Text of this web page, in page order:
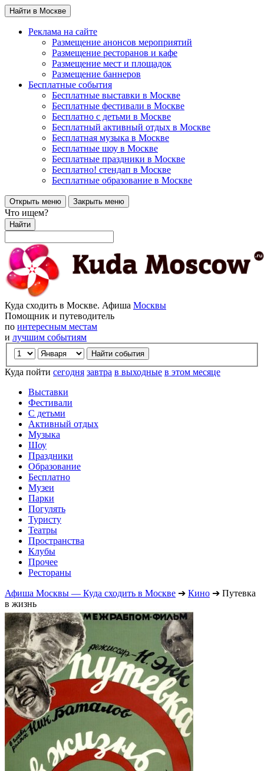
Найти в Москве
Реклама на сайте
Размещение анонсов мероприятий
Размещение ресторанов и кафе
Размещение мест и площадок
Размещение баннеров
Бесплатные события
Бесплатные выставки в Москве
Бесплатные фестивали в Москве
Бесплатно с детьми в Москве
Бесплатный активный отдых в Москве
Бесплатная музыка в Москве
Бесплатные шоу в Москве
Бесплатные праздники в Москве
Бесплатно! стендап в Москве
Бесплатные образование в Москве
Открыть меню Закрыть меню
Что ищем?
Найти
Куда сходить в Москве. Афиша Москвы
Помощник и путеводитель
по интересным местам
и лучшим событиям
Куда пойти сегодня завтра в выходные в этом месяце
Выставки
Фестивали
С детьми
Активный отдых
Музыка
Шоу
Праздники
Образование
Бесплатно
Музеи
Парки
Погулять
Туристу
Театры
Пространства
Клубы
Прочее
Рестораны
Афиша Москвы — Куда сходить в Москве ➔ Кино ➔ Путевка
в жизнь